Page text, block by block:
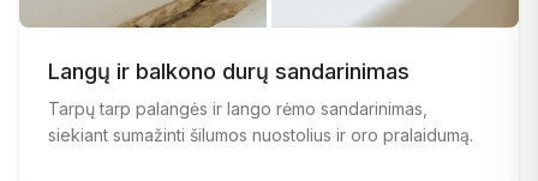
: Tinkamai sandarintos balkono durys su nauja
Langų ir balkono durų sandarinimas
Tarpų tarp palangės ir lango rėmo sandarinimas,
siekiant sumažinti šilumos nuostolius ir oro pralaidumą.